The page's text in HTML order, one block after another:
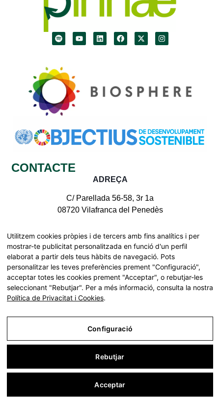
CONTACTE
ADREÇA
C/ Parellada 56-58, 3r 1a
08720 Vilafranca del Penedès
Tots els drets reservats | © Pinnae 2026
Declaració d'accessibilitat
Mapa web
Utilitzem cookies pròpies i de tercers amb fins analítics i per
mostrar-te publicitat personalitzada en funció d'un perfil
elaborat a partir dels teus hàbits de navegació. Pots
personalitzar les teves preferències prement "Configuració",
acceptar totes les cookies prement "Acceptar", o rebutjar-les
seleccionant "Rebutjar". Per a més informació, consulta la nostra
Política de Privacitat i Cookies.
Configuració
Rebutjar
Acceptar
Avís Legal
Política de Privacitat i Cookies
Configuració